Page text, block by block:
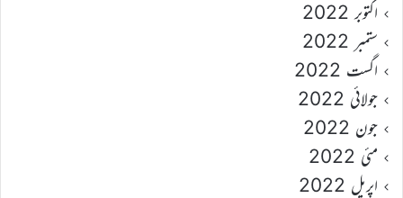
اکتوبر 2022
ستمبر 2022
اگست 2022
جولائی 2022
جون 2022
مئی 2022
اپریل 2022